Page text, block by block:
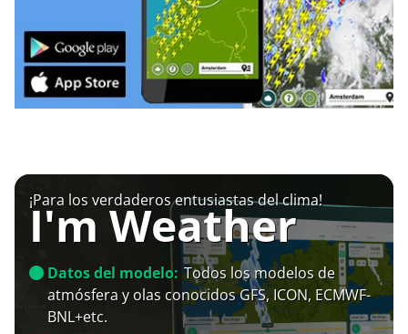
¡Para los verdaderos entusiastas del clima!
I'm Weather
Datos del modelo: Todos los modelos de
atmósfera y olas conocidos GFS, ICON, ECMWF-
BNL+etc.